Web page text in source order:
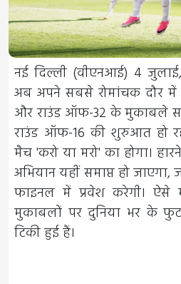
नई दिल्ली (वीएनआई) 4
अब अपने सबसे रोमांचक दौर
और राउंड ऑफ-32 के मुकाबले
राउंड ऑफ-16 की शुरुआत हो
मैच 'करो या मरो' का होगा।
अभियान यहीं समाप्त हो जाएगा,
फाइनल में प्रवेश करेगी।
मुकाबलों पर दुनिया भर के
टिकी हुई हैं।